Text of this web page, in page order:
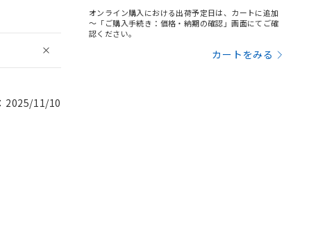
2025/11/10
オンライン購入における出荷予定日は、カートに追加
～「ご購入手続き：価格・納期の確認」画面にてご確
認ください。
カートをみる